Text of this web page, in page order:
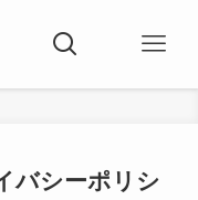
バシーポリシ